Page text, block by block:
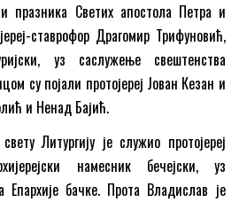
празника Светих апостола Петра и
ставрофор Драгомир Трифуновић,
уз саслужење свештенства
су појали протојереј Јован Кезан и
и Ненад Бајић.
Литургију је служио протојереј
намесник бечејски, уз
Епархије бачке. Прота Владислав је